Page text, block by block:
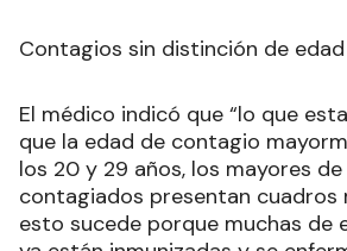
Contagios sin distinción de edad
El médico indicó que “lo que
que la edad de contagio
los 20 y 29 años, los mayores
contagiados presentan cuadros
esto sucede porque muchas de